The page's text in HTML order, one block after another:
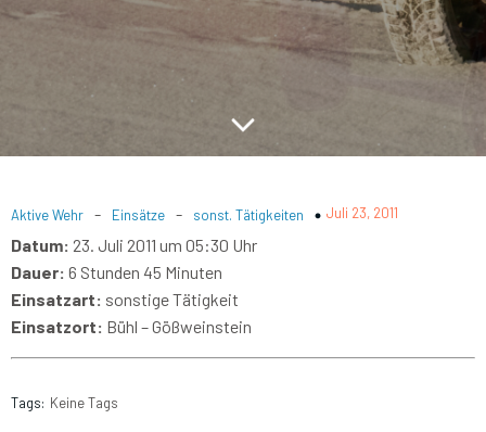
Aktive Wehr - Einsätze - sonst. Tätigkeiten Juli 23, 2011
Datum: 23. Juli 2011 um 05:30 Uhr
Dauer: 6 Stunden 45 Minuten
Einsatzart: sonstige Tätigkeit
Einsatzort: Bühl – Gößweinstein
Tags: Keine Tags